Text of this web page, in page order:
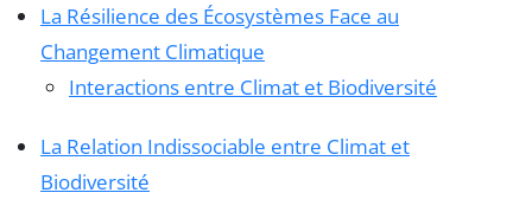
La Résilience des Écosystèmes Face au
Changement Climatique
Interactions entre Climat et Biodiversité
La Relation Indissociable entre Climat et
Biodiversité